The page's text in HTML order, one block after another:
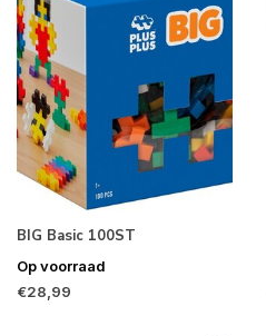
BIG Basic 100ST
Op voorraad
€28,99